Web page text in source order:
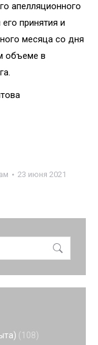
апелляционного
принятия и
месяца со дня
объеме в
23 июня 2021
(108)